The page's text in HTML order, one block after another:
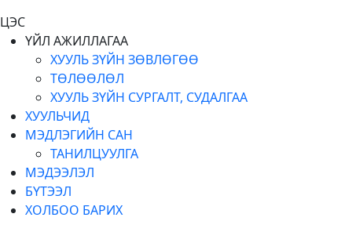
ЦЭС
ҮЙЛ АЖИЛЛАГАА
ХУУЛЬ ЗҮЙН ЗӨВЛӨГӨӨ
ТӨЛӨӨЛӨЛ
ХУУЛЬ ЗҮЙН СУРГАЛТ, СУДАЛГАА
ХУУЛЬЧИД
МЭДЛЭГИЙН САН
ТАНИЛЦУУЛГА
МЭДЭЭЛЭЛ
БҮТЭЭЛ
ХОЛБОО БАРИХ